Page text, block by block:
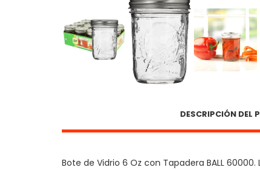
DESCRIPCIÓN DEL
Bote de Vidrio 6 Oz con Tapadera BALL